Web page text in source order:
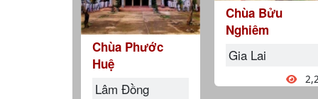
Chùa Phước
Huệ
Lâm Đồng
Chùa Bửu
Nghiêm
Gia Lai